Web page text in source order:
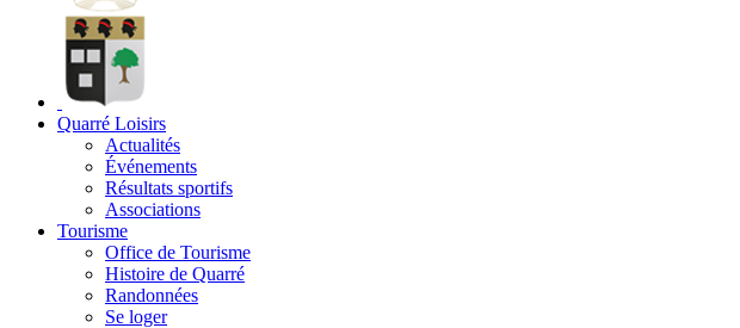
Quarré Loisirs
Actualités
Événements
Résultats sportifs
Associations
Tourisme
Office de Tourisme
Histoire de Quarré
Randonnées
Se loger